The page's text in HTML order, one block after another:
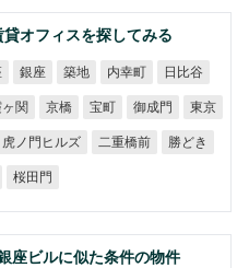
オフィスを探してみる
銀座 築地 内幸町 日比谷
ヶ関 京橋 宝町 御成門 東京
虎ノ門ヒルズ 二重橋前 勝どき
桜田門
座ビルに似た条件の物件